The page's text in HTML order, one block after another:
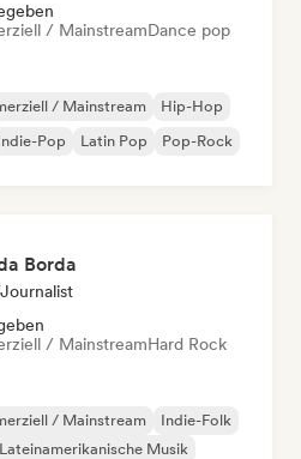
/ MainstreamDance pop
/ Mainstream
Hip-Hop
Pop Latin Pop Pop-Rock
Borda
/ MainstreamHard Rock
/ Mainstream
Indie-Folk
Lateinamerikanische Musik